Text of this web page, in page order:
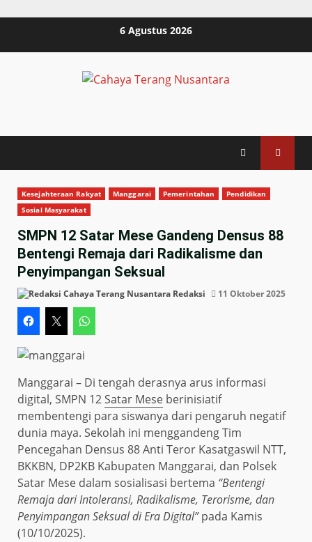
6 Agustus 2026
Kesejahteraan Rakyat Manggarai Pemerintahan
Pendidikan
Sosial Masyarakat
SMPN 12 Satar Mese Gandeng Densus 88
Bentengi Remaja dari Radikalisme dan
Penyimpangan Seksual
Redaksi 11 Oktober 2025
Manggarai – Di tengah derasnya arus informasi
digital, SMPN 12Satar Mese berinisiatif
membentengi para siswanya dari pengaruh negatif
dunia maya. Sekolah ini menggandeng Tim
Pencegahan Densus 88 Anti Teror Kasatgaswil NTT,
BKKBN, DP2KB Kabupaten Manggarai, dan Polsek
Satar Mese dalam sosialisasi bertema “Bentengi
Remaja dari Intoleransi, Radikalisme, Terorisme, dan
Penyimpangan Seksual di Era Digital”pada Kamis
(10/10/2025).